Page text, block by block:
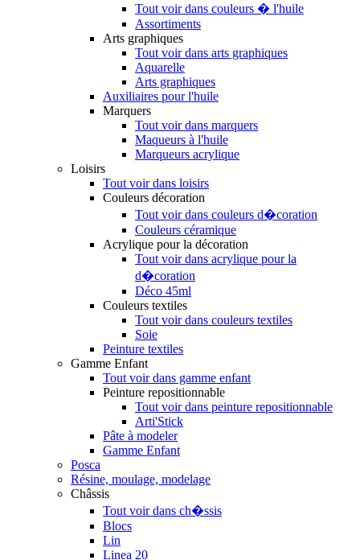
Tout voir dans couleurs � l'huile
Assortiments
Arts graphiques
Tout voir dans arts graphiques
Aquarelle
Arts graphiques
Auxiliaires pour l'huile
Marquers
Tout voir dans marquers
Maqueurs à l'huile
Marqueurs acrylique
Loisirs
Tout voir dans loisirs
Couleurs décoration
Tout voir dans couleurs d�coration
Couleurs céramique
Acrylique pour la décoration
Tout voir dans acrylique pour la
d�coration
Déco 45ml
Couleurs textiles
Tout voir dans couleurs textiles
Soie
Peinture textiles
Gamme Enfant
Tout voir dans gamme enfant
Peinture repositionnable
Tout voir dans peinture repositionnable
Arti'Stick
Pâte à modeler
Gamme Enfant
Posca
Résine, moulage, modelage
Châssis
Tout voir dans ch�ssis
Blocs
Lin
Linea 20